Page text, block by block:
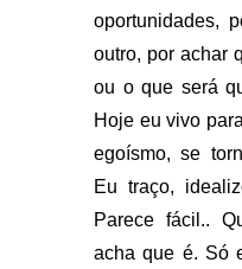
oportunidades,
outro, por achar
ou o que será
Hoje eu vivo
egoísmo, se
Eu traço,
Parece fácil..
acha que é. Só